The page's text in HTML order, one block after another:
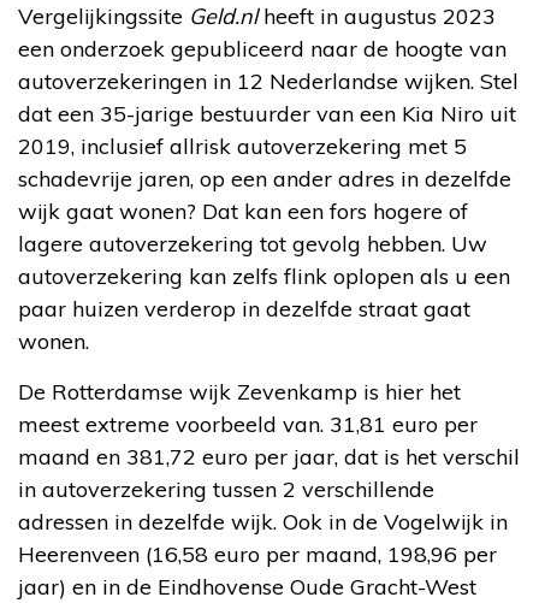
Vergelijkingssite Geld.nlheeft in augustus 2023
een onderzoek gepubliceerd naar de hoogte van
autoverzekeringen in 12 Nederlandse wijken. Stel
dat een 35-jarige bestuurder van een Kia Niro uit
2019, inclusief allrisk autoverzekering met 5
schadevrije jaren, op een ander adres in dezelfde
wijk gaat wonen? Dat kan een fors hogere of
lagere autoverzekering tot gevolg hebben. Uw
autoverzekering kan zelfs flink oplopen als u een
paar huizen verderop in dezelfde straat gaat
wonen.
De Rotterdamse wijk Zevenkamp is hier het
meest extreme voorbeeld van. 31,81 euro per
maand en 381,72 euro per jaar, dat is het verschil
in autoverzekering tussen 2 verschillende
adressen in dezelfde wijk. Ook in de Vogelwijk in
Heerenveen (16,58 euro per maand, 198,96 per
jaar) en in de Eindhovense Oude Gracht-West